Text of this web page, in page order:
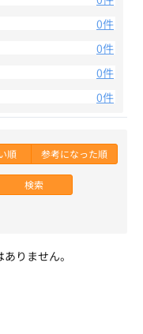
0件
0件
0件
0件
順 参考になった順
検索
りません。